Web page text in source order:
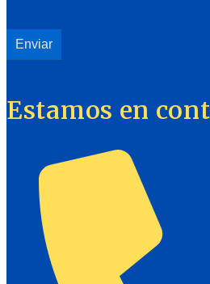
Estamos en